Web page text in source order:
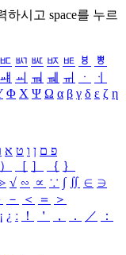
하시고 space를 누르
ㅳ ㅴ ㅵ ㅶ ㅷ ㅸ
ㅹ
ㆈ ㆉ ㆊ ㆋ ㆌ ㆍ
ㆎ
Φ Χ Ψ Ω α β γ δ ε ζ η
פ ם ן ו ט א
） ［ ］ ｛ ｝
√ ∽ ∝ ∵ ∫ ∬ ∈ ∋
－ ＜ ＝
＞
¡ ¿ ː ！ ＇ ， ． ／
：